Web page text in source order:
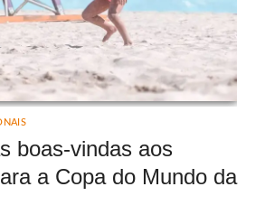
boas-vindas aos
a Copa do Mundo da